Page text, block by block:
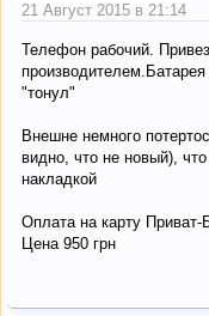
21 Август 2015 в 21:14
Телефон рабочий.
"тонул"
Внешне немного
видно, что не новый),
накладкой
Оплата на карту Приват-
Цена 950 грн